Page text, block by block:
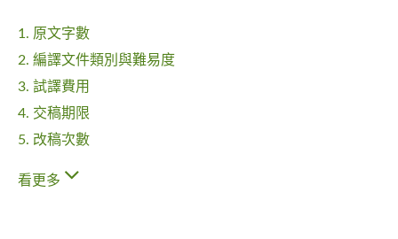
1. 原文字數
2. 編譯文件類別與難易度
3. 試譯費用
4. 交稿期限
5. 改稿次數
看更多